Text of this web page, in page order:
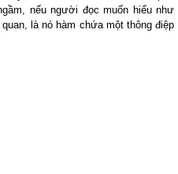
nếu người đọc muốn hiểu như
là nó hàm chứa một thông điệp